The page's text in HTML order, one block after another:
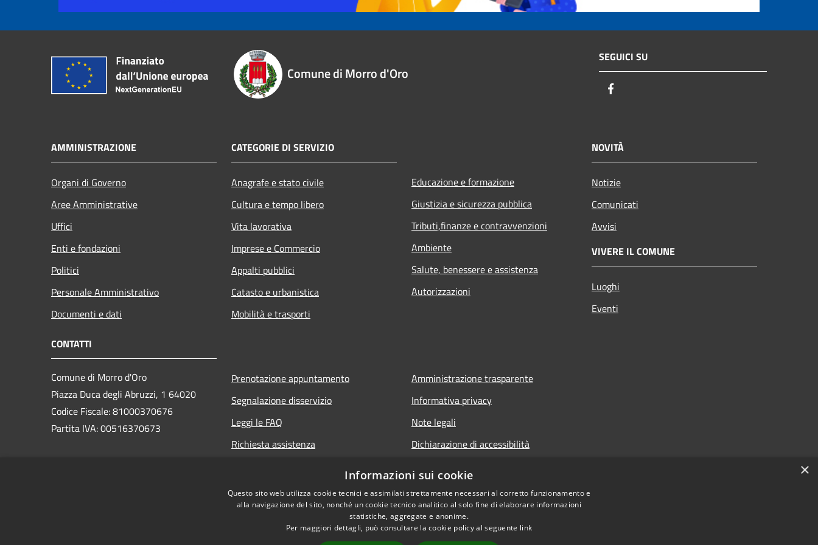
Comune di Morro d'Oro
SEGUICI SU
AMMINISTRAZIONE
Organi di Governo
Aree Amministrative
Uffici
Enti e fondazioni
Politici
Personale Amministrativo
Documenti e dati
CATEGORIE DI SERVIZIO
Anagrafe e stato civile
Cultura e tempo libero
Vita lavorativa
Imprese e Commercio
Appalti pubblici
Catasto e urbanistica
Mobilità e trasporti
Educazione e formazione
Giustizia e sicurezza pubblica
Tributi,finanze e contravvenzioni
Ambiente
Salute, benessere e assistenza
Autorizzazioni
NOVITÀ
Notizie
Comunicati
Avvisi
VIVERE IL COMUNE
Luoghi
Eventi
CONTATTI
Comune di Morro d'Oro
Piazza Duca degli Abruzzi, 1 64020
Codice Fiscale: 81000370676
Partita IVA: 00516370673
Prenotazione appuntamento
Segnalazione disservizio
Leggi le FAQ
Richiesta assistenza
Amministrazione trasparente
Informativa privacy
Note legali
Dichiarazione di accessibilità
×
Informazioni sui cookie
Questo sito web utilizza cookie tecnici e assimilati strettamente necessari al corretto funzionamento e
alla navigazione del sito, nonché un cookie tecnico analitico al solo fine di elaborare informazioni
statistiche, aggregate e anonime.
Per maggiori dettagli, può consultare la cookie policy al seguente link